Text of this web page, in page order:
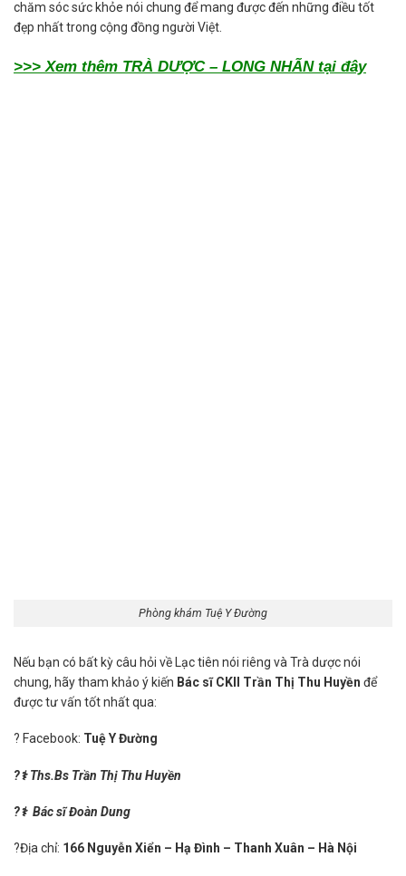
chăm sóc sức khỏe nói chung để mang được đến những điều tốt
đẹp nhất trong cộng đồng người Việt.
>>> Xem thêm TRÀ DƯỢC – LONG NHÃN tại đây
Phòng khám Tuệ Y Đường
Nếu bạn có bất kỳ câu hỏi về Lạc tiên nói riêng và Trà dược nói
chung, hãy tham khảo ý kiến Bác sĩ CKII Trần Thị Thu Huyền để
được tư vấn tốt nhất qua:
? Facebook: Tuệ Y Đường
?⚕️Ths.Bs Trần Thị Thu Huyền
?⚕️ Bác sĩĐoàn Dung
?Địa chỉ: 166 Nguyễn Xiển – Hạ Đình – Thanh Xuân – Hà Nội